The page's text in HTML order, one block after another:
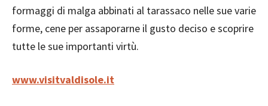
formaggi di malga abbinati al tarassaco nelle sue varie
forme, cene per assaporarne il gusto deciso e scoprire
tutte le sue importanti virtù.
www.visitvaldisole.it